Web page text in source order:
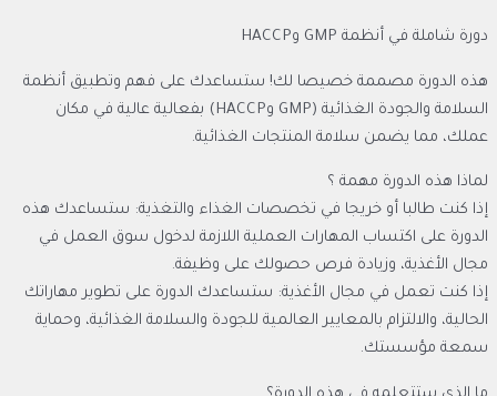
دورة شاملة في أنظمة GMP وHACCP
هذه الدورة مصممة خصيصا لك! ستساعدك على فهم وتطبيق أنظمة
السلامة والجودة الغذائية (GMP وHACCP) بفعالية عالية في مكان
عملك، مما يضمن سلامة المنتجات الغذائية.
لماذا هذه الدورة مهمة ؟
إذا كنت طالبا أو خريجا في تخصصات الغذاء والتغذية: ستساعدك هذه
الدورة على اكتساب المهارات العملية اللازمة لدخول سوق العمل في
مجال الأغذية، وزيادة فرص حصولك على وظيفة.
إذا كنت تعمل في مجال الأغذية: ستساعدك الدورة على تطوير مهاراتك
الحالية، والالتزام بالمعايير العالمية للجودة والسلامة الغذائية، وحماية
سمعة مؤسستك.